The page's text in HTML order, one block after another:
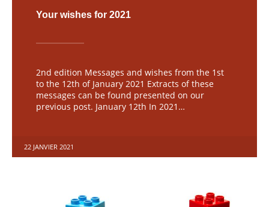
Your wishes for 2021
2nd edition Messages and wishes from the 1st
to the 12th of January 2021 Extracts of these
messages can be found presented on our
previous post. January 12th In 2021…
22 JANVIER 2021